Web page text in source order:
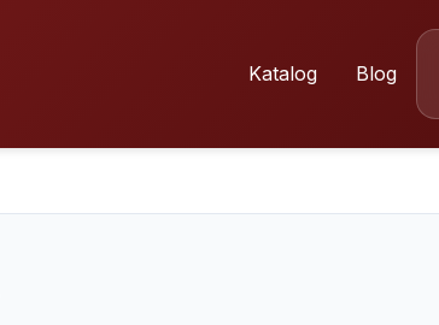
Katalog Blog